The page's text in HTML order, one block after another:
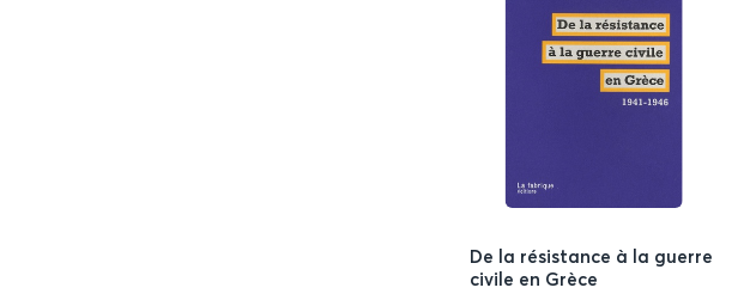
De la résistance à la guerre
civile en Grèce